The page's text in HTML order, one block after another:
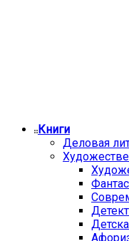
Книги
Деловая